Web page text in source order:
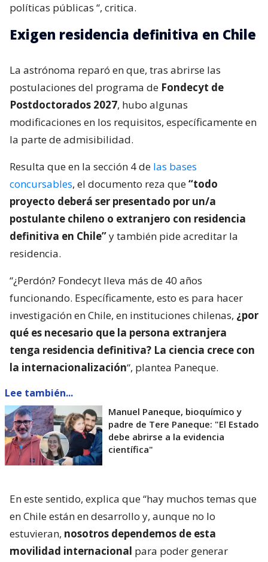
políticas públicas “, critica.
Exigen residencia definitiva en Chile
La astrónoma reparó en que, tras abrirse las
postulaciones del programa de Fondecyt de
Postdoctorados 2027, hubo algunas
modificaciones en los requisitos, específicamente en
la parte de admisibilidad.
Resulta que en la sección 4 de las bases
concursables, el documento reza que“todo
proyecto deberá ser presentado por un/a
postulante chileno o extranjero con residencia
definitiva en Chile”y también pide acreditar la
residencia.
“¿Perdón? Fondecyt lleva más de 40 años
funcionando. Específicamente, esto es para hacer
investigación en Chile, en instituciones chilenas, ¿por
qué es necesario que la persona extranjera
tenga residencia definitiva? La ciencia crece con
la internacionalización“, plantea Paneque.
Lee también...
Manuel Paneque, bioquímico y
padre de Tere Paneque: "El Estado
debe abrirse a la evidencia
científica"
En este sentido, explica que “hay muchos temas que
en Chile están en desarrollo y, aunque no lo
estuvieran, nosotros dependemos de esta
movilidad internacional para poder generar